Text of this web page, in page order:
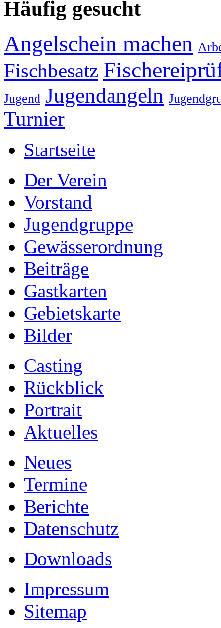
Häufig gesucht
Angelschein machen
Fischbesatz
Jugend Jugendangeln
Turnier
Startseite
Der Verein
Vorstand
Jugendgruppe
Gewässerordnung
Beiträge
Gastkarten
Gebietskarte
Bilder
Casting
Rückblick
Portrait
Aktuelles
Neues
Termine
Berichte
Datenschutz
Downloads
Impressum
Sitemap